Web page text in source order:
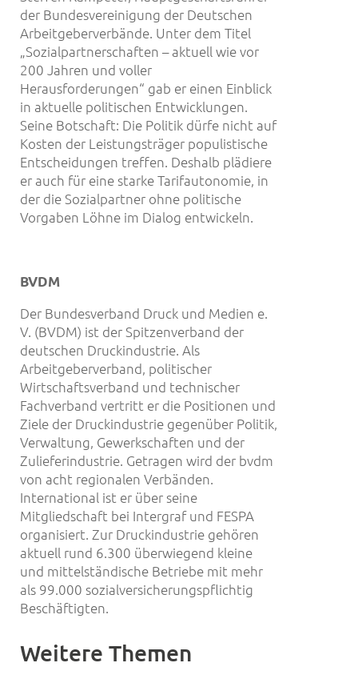
der Bundesvereinigung der Deutschen
Arbeitgeberverbände. Unter dem Titel
„Sozialpartnerschaften – aktuell wie vor
200 Jahren und voller
Herausforderungen“ gab er einen Einblick
in aktuelle politischen Entwicklungen.
Seine Botschaft: Die Politik dürfe nicht auf
Kosten der Leistungsträger populistische
Entscheidungen treffen. Deshalb plädiere
er auch für eine starke Tarifautonomie, in
der die Sozialpartner ohne politische
Vorgaben Löhne im Dialog entwickeln.
BVDM
Der Bundesverband Druck und Medien e.
V. (BVDM) ist der Spitzenverband der
deutschen Druckindustrie. Als
Arbeitgeberverband, politischer
Wirtschaftsverband und technischer
Fachverband vertritt er die Positionen und
Ziele der Druckindustrie gegenüber Politik,
Verwaltung, Gewerkschaften und der
Zulieferindustrie. Getragen wird der bvdm
von acht regionalen Verbänden.
International ist er über seine
Mitgliedschaft bei Intergraf und FESPA
organisiert. Zur Druckindustrie gehören
aktuell rund 6.300 überwiegend kleine
und mittelständische Betriebe mit mehr
als 99.000 sozialversicherungspflichtig
Beschäftigten.
Weitere Themen